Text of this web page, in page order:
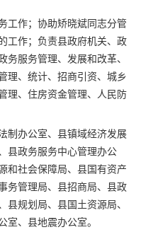
工作；协助矫晓斌同志分管
工作；负责县政府机关、政
务服务管理、发展和改革、
理、统计、招商引资、城乡
理、住房资金管理、人民防
制办公室、县镇域经济发展
县政务服务中心管理办公
和社会保障局、县国有资产
务管理局、县招商局、县政
县规划局、县国土资源局、
室、县地震办公室。